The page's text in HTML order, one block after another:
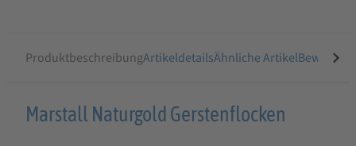
ProduktbeschreibungArtikeldetailsÄhnliche Artikel
Produktbeschreibung
Marstall Naturgold Gerstenflocken